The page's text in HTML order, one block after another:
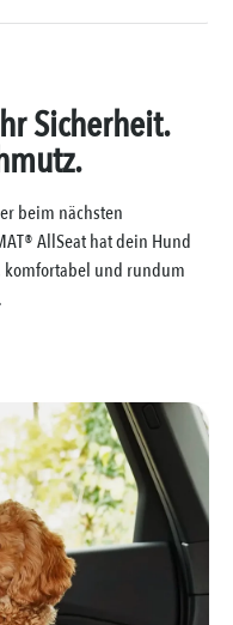
Sicherheit.
beim nächsten
AllSeat hat dein Hund
komfortabel und rundum